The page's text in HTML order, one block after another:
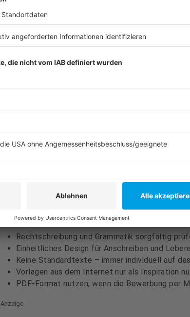
Tabellarisch, übersichtlich, maximal zwei Seiten
Angaben zu Schule, Praktika, Nebenjobs,
Fremdsprachen)
Schulzeugnisse
Weitere Zertifikate (z. B. Sprachkurse, Erste-
Rechtschreibung und Grammatik sorgfältig
Einheitliches Design für Anschreiben und
Keine Standardtexte – immer individuell auf
Vorlagen aus dem Internet nur als Inspiration
PDF-Format nutzen, wenn die Bewerbung per
Anzeige